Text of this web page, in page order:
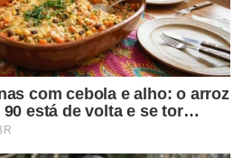
vinílico modular vem
na decoração?
de interiores, otapete
caminho para composições